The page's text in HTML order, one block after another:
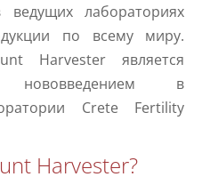
ведущих лабораториях
по всему миру.
Harvester является
в
Crete Fertility
Harvester?